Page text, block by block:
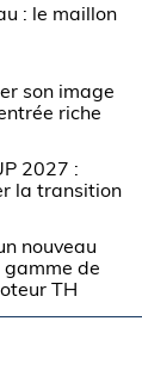
: le maillon
son image
riche
2027 :
la transition
nouveau
de
TH